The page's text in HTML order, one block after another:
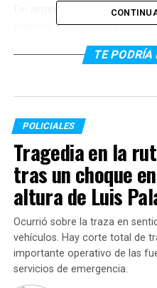
De acuerdo al informe, el
manera preliminar
en forma numérica ciertas
los homicidios en
mejora su calidad». No
a producir lecturas e
que la dinámica de las
nuevas fuentes y la
triangulación pueden
en relación a futuras
Al hablar de homicidios,
«aquellos episodios en
muerte de otra haciendo
y, en ese sentido,
TE PODRÍA
POLICIALES
Tragedia en la
tras un choque
altura de Luis
Ocurrió sobre la traza en
vehículos. Hay corte total de
importante operativo de las
servicios de emergencia.